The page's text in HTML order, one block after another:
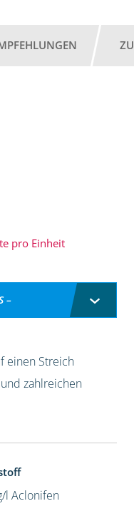
pro Einheit
–
einen Streich
zahlreichen
l Aclonifen